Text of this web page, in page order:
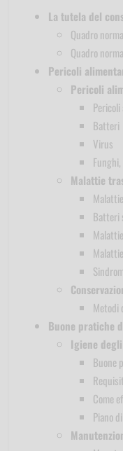
La tutela del
Quadro
Quadro
Pericoli
Pericoli
Batteri
Virus
Malattie
Batteri
Metodi
Buone pratiche
Igiene
Buone
Come
Piano